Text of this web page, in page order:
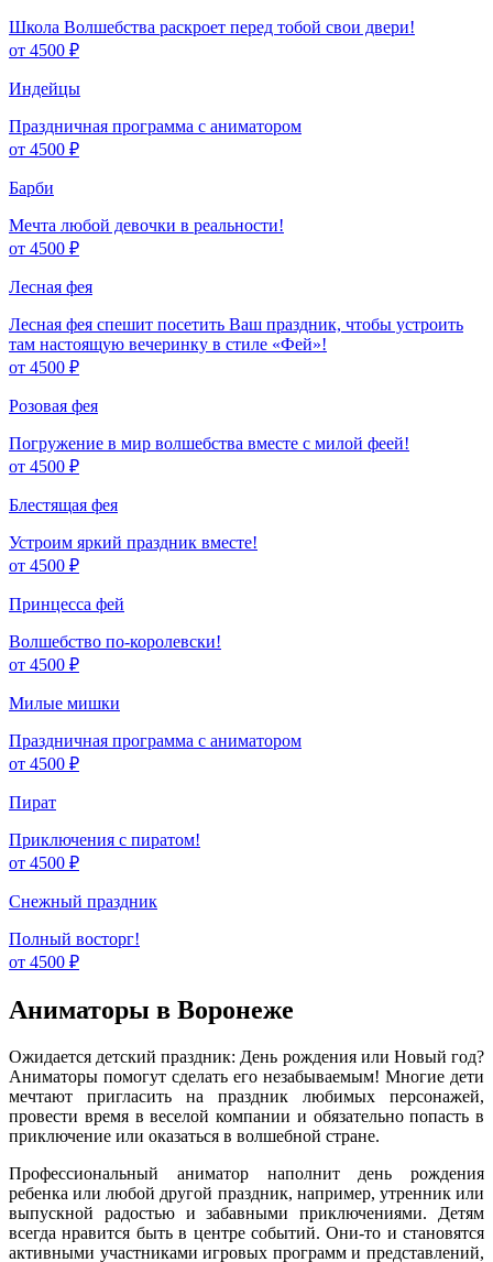
Школа Волшебства раскроет перед тобой свои двери!
от 4500 ₽
Индейцы
Праздничная программа с аниматором
от 4500 ₽
Барби
Мечта любой девочки в реальности!
от 4500 ₽
Лесная фея
Лесная фея спешит посетить Ваш праздник, чтобы устроить
там настоящую вечеринку в стиле «Фей»!
от 4500 ₽
Розовая фея
Погружение в мир волшебства вместе с милой феей!
от 4500 ₽
Блестящая фея
Устроим яркий праздник вместе!
от 4500 ₽
Принцесса фей
Волшебство по-королевски!
от 4500 ₽
Милые мишки
Праздничная программа с аниматором
от 4500 ₽
Пират
Приключения с пиратом!
от 4500 ₽
Снежный праздник
Полный восторг!
от 4500 ₽
Аниматоры в Воронеже
Ожидается детский праздник: День рождения или Новый год?
Аниматоры помогут сделать его незабываемым! Многие дети
мечтают пригласить на праздник любимых персонажей,
провести время в веселой компании и обязательно попасть в
приключение или оказаться в волшебной стране.
Профессиональный аниматор наполнит день рождения
ребенка или любой другой праздник, например, утренник или
выпускной радостью и забавными приключениями. Детям
всегда нравится быть в центре событий. Они-то и становятся
активными участниками игровых программ и представлений,